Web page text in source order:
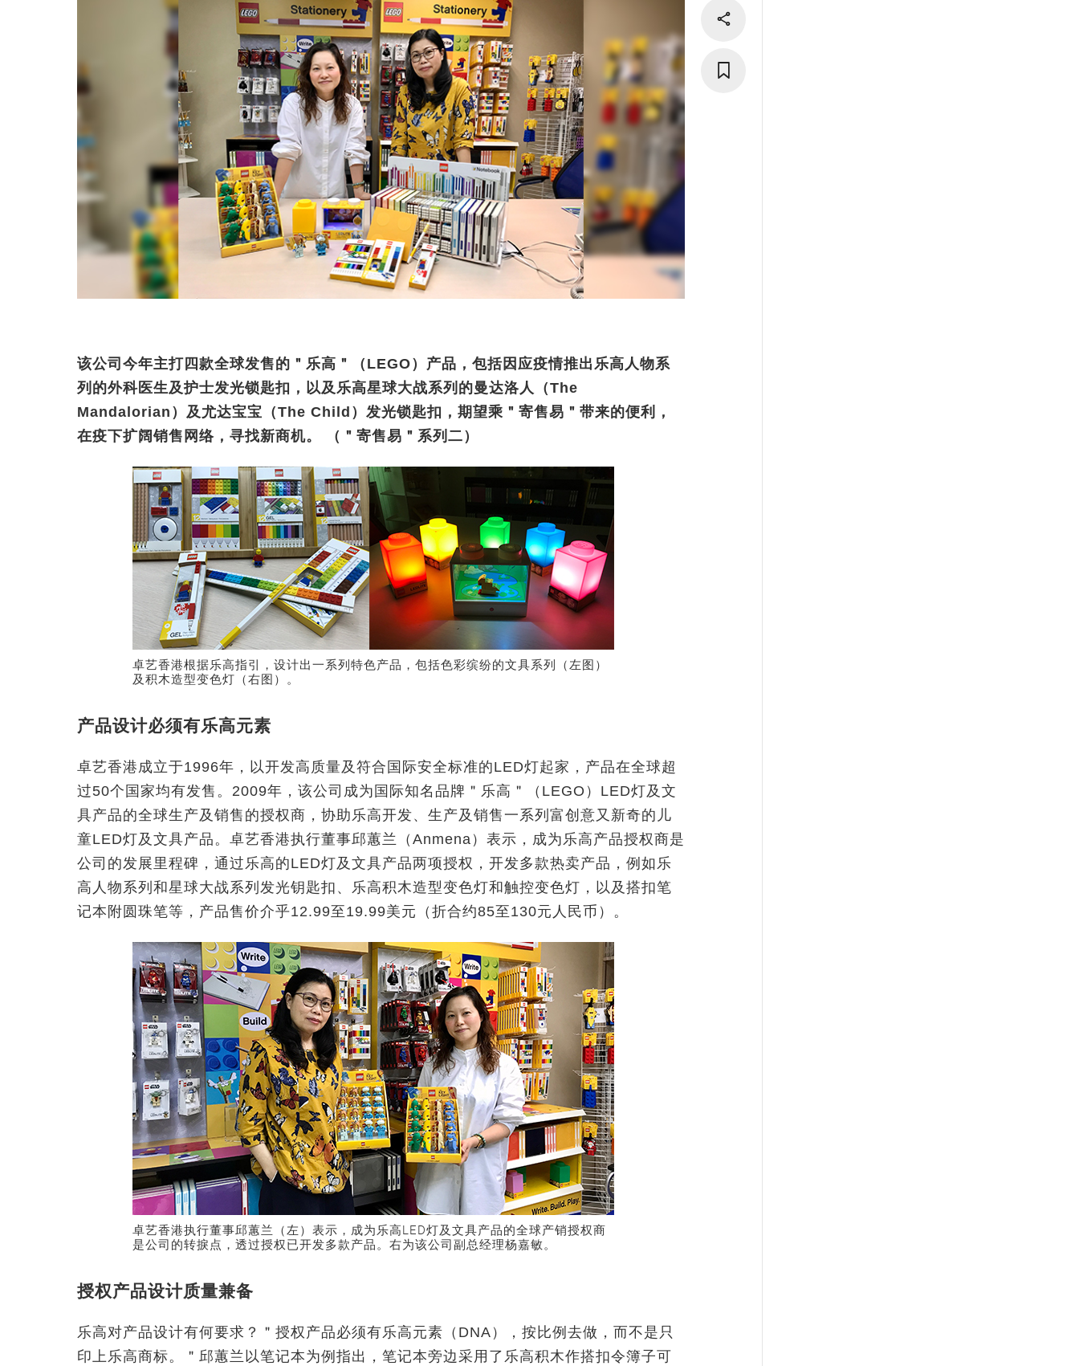
该公司今年主打四款全球发售的＂乐高＂（LEGO）产品，包括因应疫情推出乐高人物系
列的外科医生及护士发光锁匙扣，以及乐高星球大战系列的曼达洛人（The
Mandalorian）及尤达宝宝（The Child）发光锁匙扣，期望乘＂寄售易＂带来的便利，
在疫下扩阔销售网络，寻找新商机。 （＂寄售易＂系列二）
卓艺香港根据乐高指引，设计出一系列特色产品，包括色彩缤纷的文具系列（左图）
及积木造型变色灯（右图）。
产品设计必须有乐高元素
卓艺香港成立于1996年，以开发高质量及符合国际安全标准的LED灯起家，产品在全球超
过50个国家均有发售。2009年，该公司成为国际知名品牌＂乐高＂（LEGO）LED灯及文
具产品的全球生产及销售的授权商，协助乐高开发、生产及销售一系列富创意又新奇的儿
童LED灯及文具产品。卓艺香港执行董事邱蕙兰（Anmena）表示，成为乐高产品授权商是
公司的发展里程碑，通过乐高的LED灯及文具产品两项授权，开发多款热卖产品，例如乐
高人物系列和星球大战系列发光钥匙扣、乐高积木造型变色灯和触控变色灯，以及搭扣笔
记本附圆珠笔等，产品售价介乎12.99至19.99美元（折合约85至130元人民币）。
卓艺香港执行董事邱蕙兰（左）表示，成为乐高LED灯及文具产品的全球产销授权商
是公司的转捩点，透过授权已开发多款产品。右为该公司副总经理杨嘉敏。
授权产品设计质量兼备
乐高对产品设计有何要求？＂授权产品必须有乐高元素（DNA），按比例去做，而不是只
印上乐高商标。＂邱蕙兰以笔记本为例指出，笔记本旁边采用了乐高积木作搭扣令簿子可